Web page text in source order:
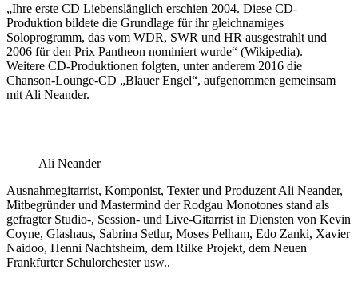
„Ihre erste CD Liebenslänglich erschien 2004. Diese CD-
Produktion bildete die Grundlage für ihr gleichnamiges
Soloprogramm, das vom WDR, SWR und HR ausgestrahlt und
2006 für den Prix Pantheon nominiert wurde“ (Wikipedia).
Weitere CD-Produktionen folgten, unter anderem 2016 die
Chanson-Lounge-CD „Blauer Engel“, aufgenommen gemeinsam
mit Ali Neander.
Ali Neander
Ausnahmegitarrist, Komponist, Texter und Produzent Ali Neander,
Mitbegründer und Mastermind der Rodgau Monotones stand als
gefragter Studio-, Session- und Live-Gitarrist in Diensten von Kevin
Coyne, Glashaus, Sabrina Setlur, Moses Pelham, Edo Zanki, Xavier
Naidoo, Henni Nachtsheim, dem Rilke Projekt, dem Neuen
Frankfurter Schulorchester usw..